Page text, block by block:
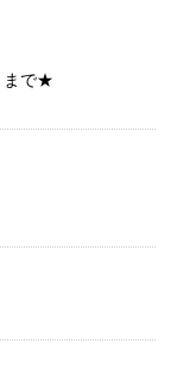
まで★